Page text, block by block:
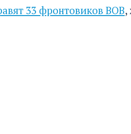
33 фронтовиков ВОВ,